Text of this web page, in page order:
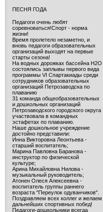
ПЕСНЯ ГОДА
Педагоги очень любят
соревноваться!Спорт - норма
жизни!
Время пролетело незаметно, и
вновь педагоги образовательных
организаций выходят на первые
старты сезона!
На водных дорожках бассейна H2O
состоялись заплывы первого вида
программы VI Спартакиады среди
сотрудников образовательных
организаций Петрозаводска по
плаванию
31 команда общеобразовательных
и дошкольных организаций
Петрозаводского городского округа
участвовала в командных
эстафетах по плаванию.
Наше дошкольное учреждение
достойно представили:
Инна Викторовна Леонтьева -
старший воспитатель;
Марина Павловна Баранова -
инструктор по физической
культуре;
Арина Михайловна Нилова -
музыкальный руководитель;
Атонен Олеся Алексеевна -
воспитатель группы раннего
возраста "Переулок одуванчиков".
Поздравляем всех коллег и желаем
дальнейших спортивных побед!
Педагоги-дошкольники всегда